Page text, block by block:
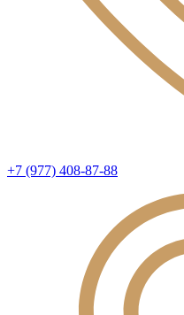
+7 (977) 408-87-88